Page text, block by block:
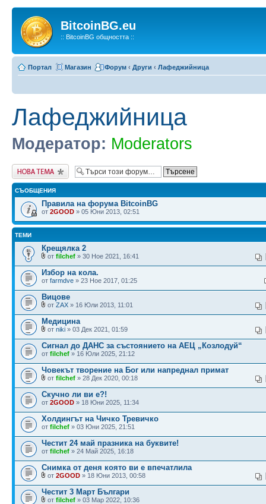
BitcoinBG.eu
:: BitcoinBG общността ::
Портал Магазин Форум ‹ Други ‹ Лафеджийница
Лафеджийница
Модератор: Moderators
Публикувай нова
тема
СЪОБЩЕНИЯ
Правила на форума BitcoinBG
от 2GOOD » 05 Юни 2013, 02:51
ТЕМИ
Крещялка 2
от filchef » 30 Ное 2021, 16:41
Избор на кола.
от farmdve » 23 Ное 2017, 01:25
Вицове
от ZAX » 16 Юли 2013, 11:01
Медицина
от niki » 03 Дек 2021, 01:59
Сигнал до ДАНС за състоянието на АЕЦ „Козлодуй“
от filchef » 16 Юли 2025, 21:12
Човекът творение на Бог или напреднал примат
от filchef » 28 Дек 2020, 00:18
Скучно ли ви е?!
от 2GOOD » 18 Юни 2025, 11:34
Холдингът на Чичко Тревичко
от filchef » 03 Юни 2025, 21:51
Честит 24 май празника на буквите!
от filchef » 24 Май 2025, 16:18
Снимка от деня която ви е впечатлила
от 2GOOD » 18 Юни 2013, 00:58
Честит 3 Март Българи
от filchef » 03 Мар 2022, 10:36